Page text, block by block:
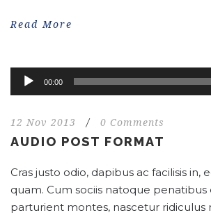
Read More
Audio
Player
00:00
12 Nov 2013 / 0 Comments
AUDIO POST FORMAT
Cras justo odio, dapibus ac facilisis in,
quam. Cum sociis natoque penatibus
parturient montes, nascetur ridiculus